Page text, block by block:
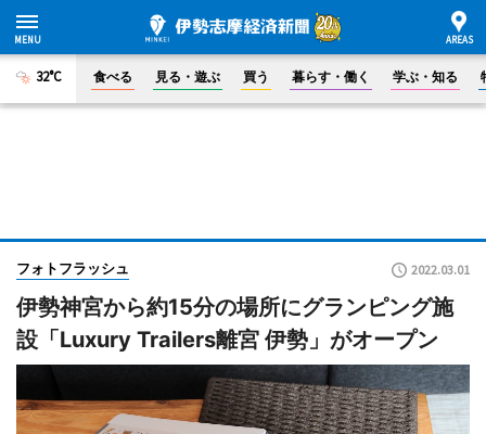
32°C 食べる 見る・遊ぶ 買う 暮らす・働く 学ぶ・知る
フォトフラッシュ 2022.03.01
伊勢神宮から約15分の場所にグランピング施
設「Luxury Trailers離宮 伊勢」がオープン